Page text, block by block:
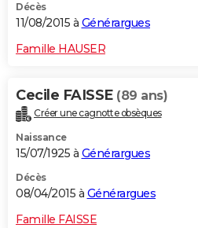
Décès
11/08/2015 à Générargues
Famille HAUSER
Cecile FAISSE (89 ans)
Créer une cagnotte obsèques
Naissance
15/07/1925 à Générargues
Décès
08/04/2015 à Générargues
Famille FAISSE